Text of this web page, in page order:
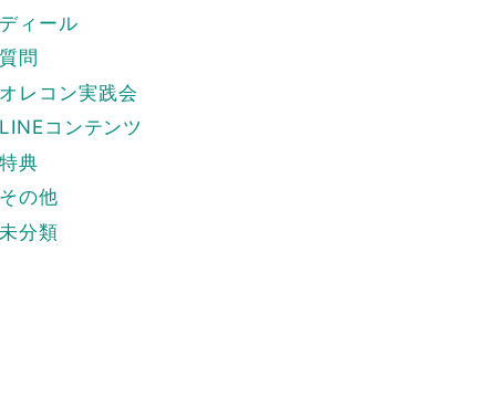
ディール
質問
オレコン実践会
LINEコンテンツ
特典
その他
未分類